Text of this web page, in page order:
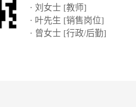
· 刘女士 [教师]
· 叶先生 [销售岗位]
· 曾女士 [行政/后勤]